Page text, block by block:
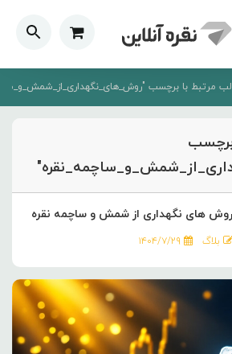
مرتبط با برچسب
روش های نگهداری از شمش و ساچمه نقره
بلاگ ۱۴۰۴/۷/۲۹